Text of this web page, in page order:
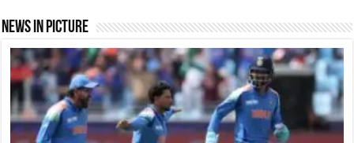
News In Picture